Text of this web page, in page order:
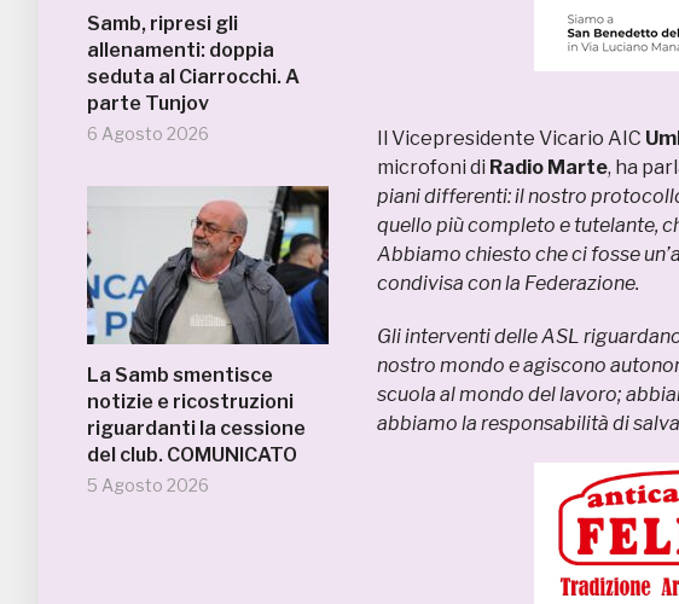
Samb, ripresi gli
allenamenti: doppia
seduta al Ciarrocchi. A
parte Tunjov
6 Agosto 2026
La Samb smentisce
notizie e ricostruzioni
riguardanti la cessione
del club. COMUNICATO
5 Agosto 2026
Il Vicepresidente Vicario AIC
microfoni di Radio Marte, ha
piani differenti: il nostro
quello più completo e tutelante,
Abbiamo chiesto che ci fosse
condivisa con la Federazione.
Gli interventi delle ASL
nostro mondo e agiscono
scuola al mondo del lavoro;
abbiamo la responsabilità di